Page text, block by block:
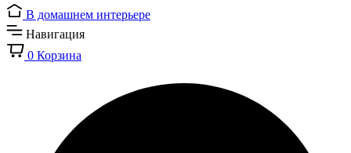
В домашнем интерьере
Навигация
0 Корзина